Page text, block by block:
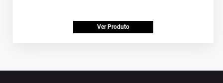
Ver Produto